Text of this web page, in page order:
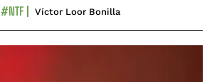
#NTF Víctor Loor Bonilla